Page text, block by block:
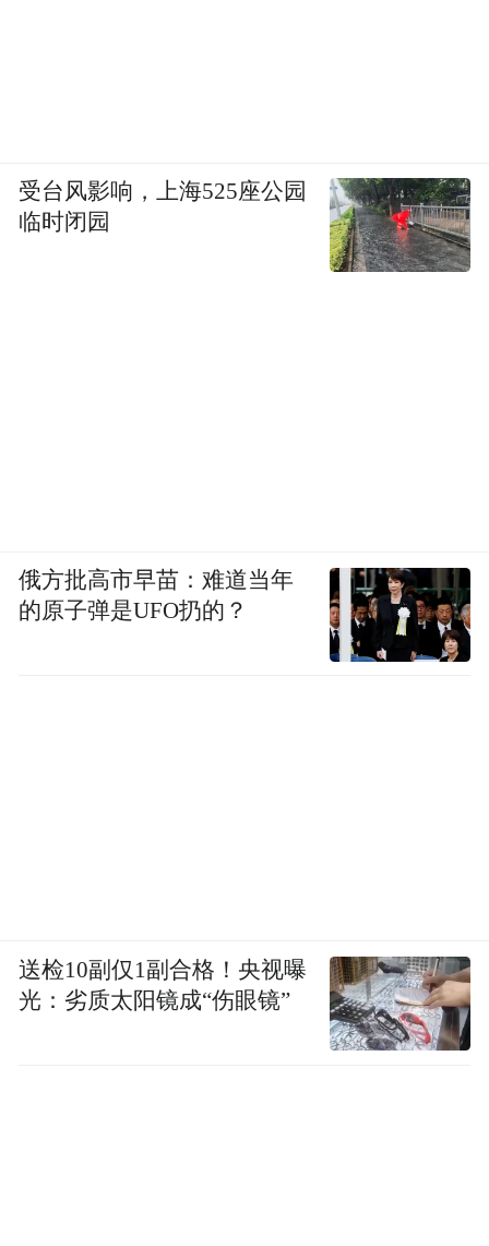
受台风影响，上海525座公园
临时闭园
俄方批高市早苗：难道当年
的原子弹是UFO扔的？
送检10副仅1副合格！央视曝
光：劣质太阳镜成“伤眼镜”